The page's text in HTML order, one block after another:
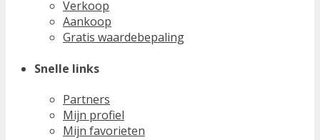
Verkoop
Aankoop
Gratis waardebepaling
Snelle links
Partners
Mijn profiel
Mijn favorieten